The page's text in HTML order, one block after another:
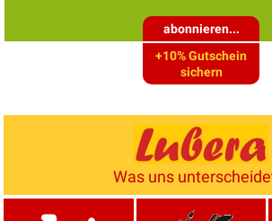
abonnieren...
+10% Gutschein
sichern
Was uns